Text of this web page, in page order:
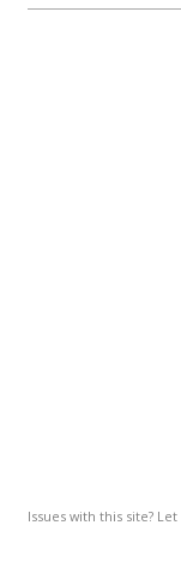
Issues with this site? Let